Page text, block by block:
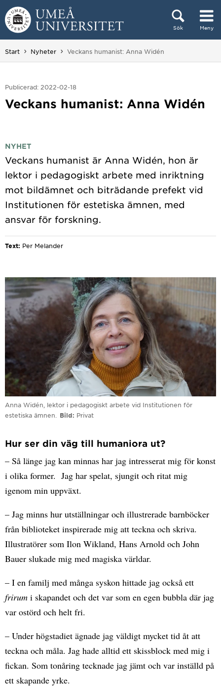
Hoppa direkt till innehållet
Sök Meny
Huvudmenyn dold.
Start Nyheter Du är här:
Veckans humanist: Anna Widén
Publicerad: 2022-02-18
Veckans humanist: Anna Widén
NYHET
Veckans humanist är Anna Widén, hon är
lektor i pedagogiskt arbete med inriktning
mot bildämnet och biträdande prefekt vid
Institutionen för estetiska ämnen, med
Text: Per Melander
Anna Widén, lektor i pedagogiskt arbete vid Institutionen för
estetiska ämnen.
Bild Privat
Hur ser din väg till humaniora ut?
– Så länge jag kan minnas har jag intresserat mig för konst
i olika former. Jag har spelat, sjungit och ritat mig
igenom min uppväxt.
– Jag minns hur utställningar och illustrerade barnböcker
från biblioteket inspirerade mig att teckna och skriva.
Illustratörer som Ilon Wikland, Hans Arnold och John
Bauer slukade mig med magiska världar.
– I en familj med många syskon hittade jag också ett
frirum i skapandet och det var som en egen bubbla där jag
var ostörd och helt fri.
– Under högstadiet ägnade jag väldigt mycket tid åt att
teckna och måla. Jag hade alltid ett skissblock med mig i
fickan. Som tonåring tecknade jag jämt och var inställd på
ett skapande yrke.